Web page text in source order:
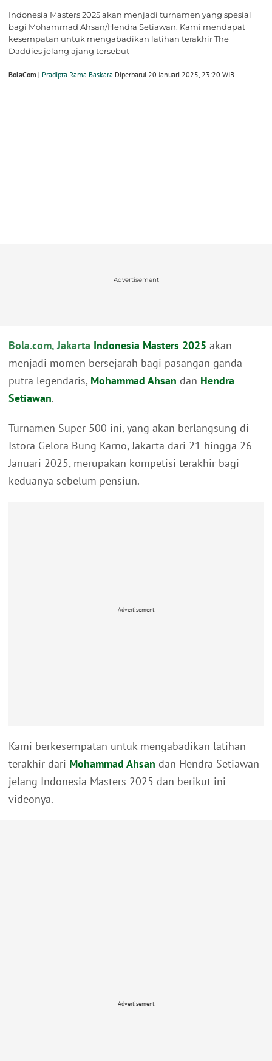
Indonesia Masters 2025 akan menjadi turnamen yang spesial
bagi Mohammad Ahsan/Hendra Setiawan. Kami mendapat
kesempatan untuk mengabadikan latihan terakhir The
Daddies jelang ajang tersebut
BolaCom | Pradipta Rama Baskara Diperbarui 20 Januari 2025, 23:20 WIB
Advertisement
Bola.com, Jakarta Indonesia Masters 2025 akan
menjadi momen bersejarah bagi pasangan ganda
putra legendaris, Mohammad Ahsan dan Hendra
Setiawan.
Turnamen Super 500 ini, yang akan berlangsung di
Istora Gelora Bung Karno, Jakarta dari 21 hingga 26
Januari 2025, merupakan kompetisi terakhir bagi
keduanya sebelum pensiun.
Advertisement
Kami berkesempatan untuk mengabadikan latihan
terakhir dari Mohammad Ahsan dan Hendra Setiawan
jelang Indonesia Masters 2025 dan berikut ini
videonya.
Advertisement